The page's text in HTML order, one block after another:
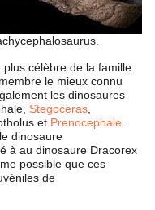
célèbre de la famille
le mieux connu
les dinosaures
Stegoceras
et Prenocephale
dinosaure
à au dinosaure Dracorex
possible que ces
de